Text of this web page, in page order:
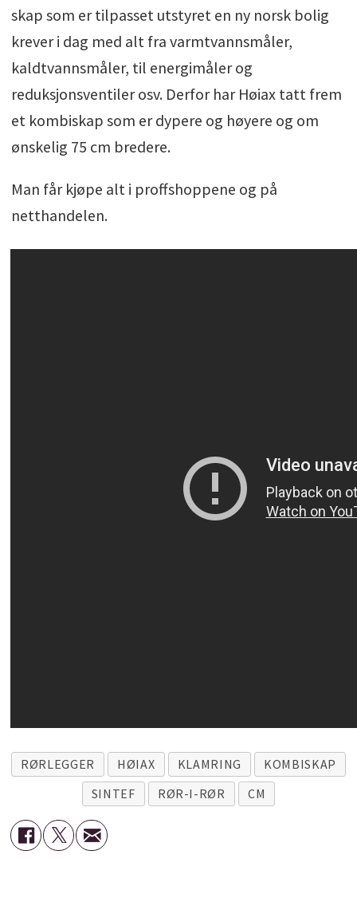
skap som er tilpasset utstyret en ny norsk bolig
krever i dag med alt fra varmtvannsmåler,
kaldtvannsmåler, til energimåler og
reduksjonsventiler osv. Derfor har Høiax tatt frem
et kombiskap som er dypere og høyere og om
ønskelig 75 cm bredere.
Man får kjøpe alt i proffshoppene og på
netthandelen.
RØRLEGGER HØIAX KLAMRING
KOMBISKAP
SINTEF
RØR-I-RØR CM